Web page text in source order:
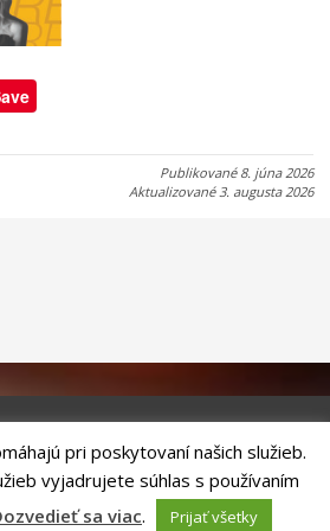
Publikované 8. júna 2026
Aktualizované3. augusta 2026
| Technický prevádzkovateľ – MVI
Kežmarok, Hlavné námestie, 060 01
pri poskytovaní našich služieb.
vyjadrujete súhlas s používaním
sa viac. Prijať všetky